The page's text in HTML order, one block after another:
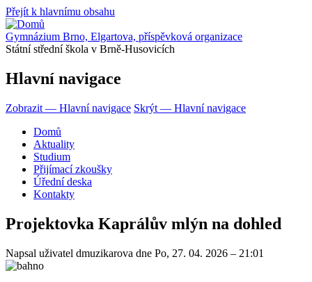
Přejít k hlavnímu obsahu
Gymnázium Brno, Elgartova, příspěvková organizace
Státní střední škola v Brně-Husovicích
Hlavní navigace
Zobrazit — Hlavní navigace Skrýt — Hlavní navigace
Domů
Aktuality
Studium
Přijímací zkoušky
Úřední deska
Kontakty
Projektovka Kaprálův mlýn na dohled
Napsal uživatel dmuzikarova dne Po, 27. 04. 2026 – 21:01